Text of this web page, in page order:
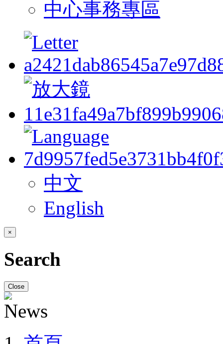
中心事務專區
中文
English
×
Search
Close